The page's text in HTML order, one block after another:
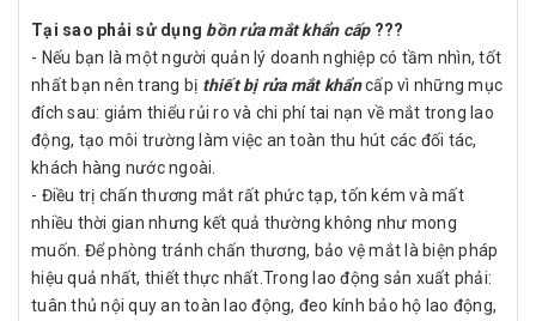
Tại sao phải sử dụng bồn rửa mắt khẩn cấp ???
- Nếu bạn là một người quản lý doanh nghiệp có tầm nhìn, tốt
nhất bạn nên trang bị thiết bị rửa mắt khẩncấp vì những mục
đích sau: giảm thiểu rủi ro và chi phí tai nạn về mắt trong lao
động, tạo môi trường làm việc an toàn thu hút các đối tác,
khách hàng nước ngoài.
- Điều trị chấn thương mắt rất phức tạp, tốn kém và mất
nhiều thời gian nhưng kết quả thường không như mong
muốn. Để phòng tránh chấn thương, bảo vệ mắt là biện pháp
hiệu quả nhất, thiết thực nhất.Trong lao động sản xuất phải:
tuân thủ nội quy an toàn lao động, đeo kính bảo hộ lao động,